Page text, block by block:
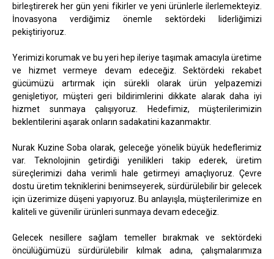
birleştirerek her gün yeni fikirler ve yeni ürünlerle ilerlemekteyiz.
İnovasyona verdiğimiz önemle sektördeki liderliğimizi
pekiştiriyoruz.
Yerimizi korumak ve bu yeri hep ileriye taşımak amacıyla üretime
ve hizmet vermeye devam edeceğiz. Sektördeki rekabet
gücümüzü artırmak için sürekli olarak ürün yelpazemizi
genişletiyor, müşteri geri bildirimlerini dikkate alarak daha iyi
hizmet sunmaya çalışıyoruz. Hedefimiz, müşterilerimizin
beklentilerini aşarak onların sadakatini kazanmaktır.
Nurak Kuzine Soba olarak, geleceğe yönelik büyük hedeflerimiz
var. Teknolojinin getirdiği yenilikleri takip ederek, üretim
süreçlerimizi daha verimli hale getirmeyi amaçlıyoruz. Çevre
dostu üretim tekniklerini benimseyerek, sürdürülebilir bir gelecek
için üzerimize düşeni yapıyoruz. Bu anlayışla, müşterilerimize en
kaliteli ve güvenilir ürünleri sunmaya devam edeceğiz.
Gelecek nesillere sağlam temeller bırakmak ve sektördeki
öncülüğümüzü sürdürülebilir kılmak adına, çalışmalarımıza